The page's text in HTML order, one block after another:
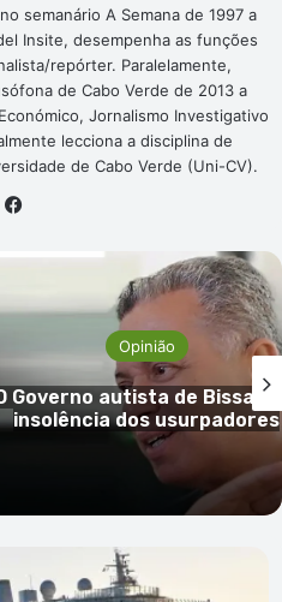
semanário A Semana de 1997 a
Insite, desempenha as funções
repórter. Paralelamente,
de Cabo Verde de 2013 a
Jornalismo Investigativo
lecciona a disciplina de
de Cabo Verde (Uni-CV).
Opinião
Governo autista de Bissau e
insolência dos usurpadores